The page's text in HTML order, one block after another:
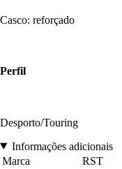
Casco: reforçado
Perfil
Desporto/Touring
Informações adicionais
Marca
RST